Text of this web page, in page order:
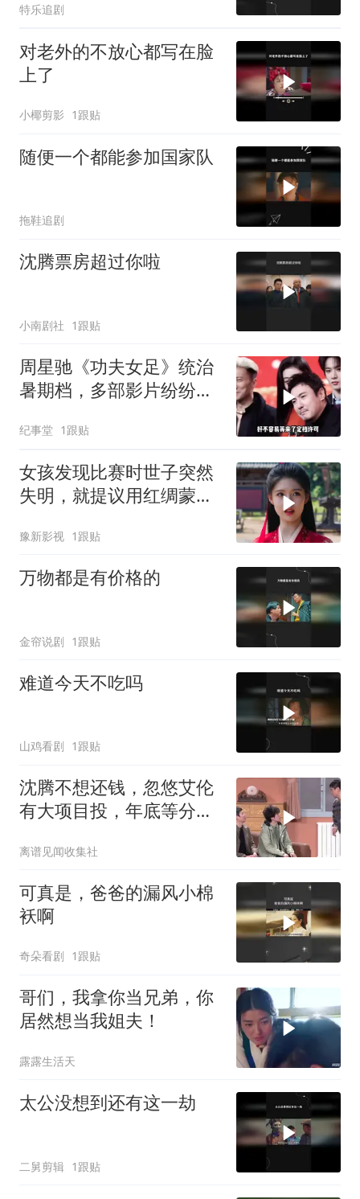
特乐追剧
对老外的不放心都写在脸
上了
小椰剪影 1跟贴
随便一个都能参加国家队
拖鞋追剧
沈腾票房超过你啦
小南剧社 1跟贴
周星驰《功夫女足》统治
暑期档，多部影片纷纷撤
餐馆》依旧强势定档？
纪事堂 1跟贴
女孩发现比赛时世子突然
失明，就提议用红绸蒙住
豫新影视 1跟贴
万物都是有价格的
金帘说剧 1跟贴
难道今天不吃吗
山鸡看剧 1跟贴
沈腾不想还钱，忽悠艾伦
有大项目投，年底等分红
离谱见闻收集社
可真是，爸爸的漏风小棉
袄啊
奇朵看剧 1跟贴
哥们，我拿你当兄弟，你
居然想当我姐夫！
露露生活天
太公没想到还有这一劫
二舅剪辑 1跟贴